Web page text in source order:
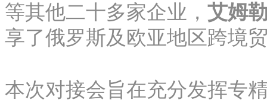
等其他二十多家企业， 艾姆
享了俄罗斯及欧亚地区跨境
本次对接会旨在充分发挥专